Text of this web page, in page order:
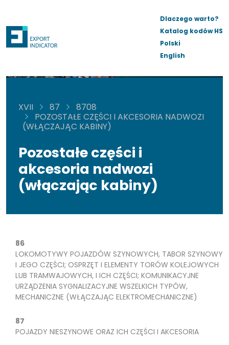
Dlaczego warto?
Katalog kodów HS
Polski
English
XVII 87
8708
POZOSTAŁE CZĘŚCI I AKCESORIA NADWOZI
(WŁĄCZAJĄC KABINY)
Pozostałe części i
akcesoria nadwozi
(włączając kabiny)
86
LOKOMOTYWY POJAZDÓW SZYNOWYCH, TABOR SZYNOWY
I JEGO CZĘŚCI; OSPRZĘT I ELEMENTY TORÓW KOLEJOWYCH
LUB TRAMWAJOWYCH, I ICH CZĘŚCI; KOMUNIKACYJNE
URZĄDZENIA SYGNALIZACYJNE WSZELKICH TYPÓW,
MECHANICZNE (WŁĄCZAJĄC ELEKTROMECHANICZNE)
87
POJAZDY NIESZYNOWE ORAZ ICH CZĘŚCI I AKCESORIA